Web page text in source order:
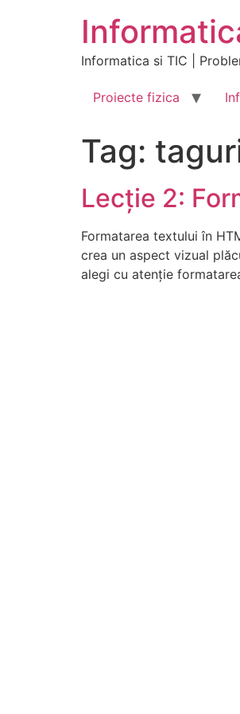
Informatica si TIC |
Proiecte fizica
Tag:
Lecție 2:
Formatarea textului în
crea un aspect vizual
alegi cu atenție